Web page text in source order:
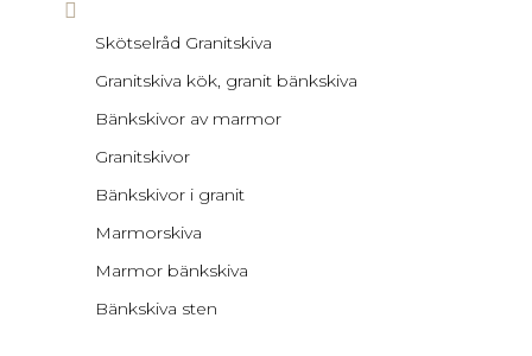
Skötselråd Granitskiva
Granitskiva kök, granit bänkskiva
Bänkskivor av marmor
Granitskivor
Bänkskivor i granit
Marmorskiva
Marmor bänkskiva
Bänkskiva sten